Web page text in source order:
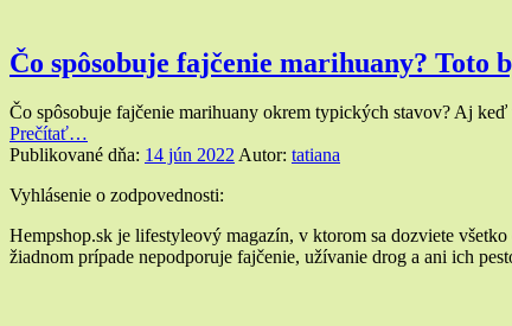
Čo spôsobuje fajčenie marihuany? Toto
Čo spôsobuje fajčenie marihuany okrem typických stavov? Aj
Prečítať“Čo
spôsobuje
marihuany?
by
vám
…
Publikované dňa: 14 jún 2022Autor: tatiana
Widgety
v
pätičke
Vyhlásenie o zodpovednosti:
Hempshop.sk je lifestyleový magazín, v ktorom sa dozviete
žiadnom prípade nepodporuje fajčenie, užívanie drog a ani ich